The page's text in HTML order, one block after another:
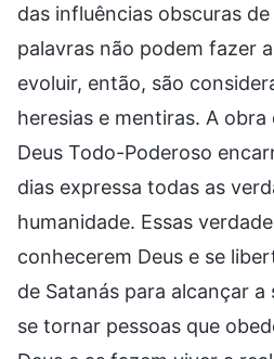
das influências obscuras de
palavras não podem fazer
evoluir, então, são
heresias e mentiras. A obra
Deus Todo-Poderoso
dias expressa todas as
humanidade. Essas
conhecerem Deus e se
de Satanás para alcançar a
se tornar pessoas que